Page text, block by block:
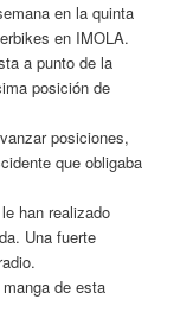
en la quinta
en IMOLA.
a punto de la
posición de
posiciones,
que obligaba
han realizado
Una fuerte
de esta